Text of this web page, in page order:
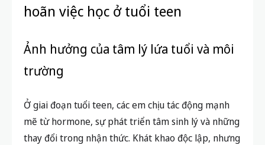
hoãn việc học ở tuổi teen
Ảnh hưởng của tâm lý lứa tuổi và môi
trường
Ở giai đoạn tuổi teen, các em chịu tác động mạnh
mẽ từ hormone, sự phát triển tâm sinh lý và những
thay đổi trong nhận thức. Khát khao độc lập, nhưng